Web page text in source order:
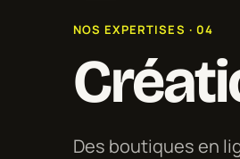
NOS EXPERTISES · 04
Des boutiques en